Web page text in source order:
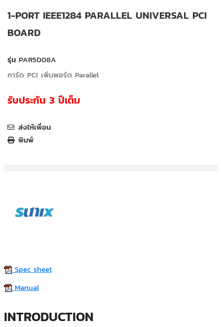
1-PORT IEEE1284 PARALLEL UNIVERSAL PCI
BOARD
รุ่น PAR5008A
การ์ด PCI เพิ่มพอร์ต Parallel
รับประกัน 3 ปีเต็ม
ส่งให้เพื่อน
พิมพ์
Spec sheet
Manual
INTRODUCTION